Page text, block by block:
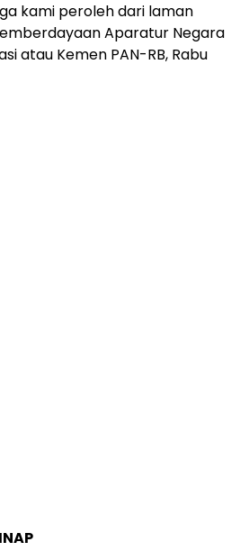
kami peroleh dari laman
Aparatur Negara
atau Kemen PAN-RB, Rabu